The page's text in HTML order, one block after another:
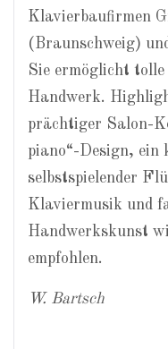
Klavierbaufirmen
(Braunschweig)
Sie ermöglicht
Handwerk.
prächtiger Salon-
piano“-Design, ein
selbstspielender
Klaviermusik und
Handwerkskunst
empfohlen.
W. Bartsch